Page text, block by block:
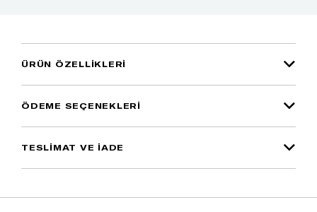
ÜRÜN ÖZELLIKLERI
ÖDEME SEÇENEKLERI
TESLİMAT VE İADE